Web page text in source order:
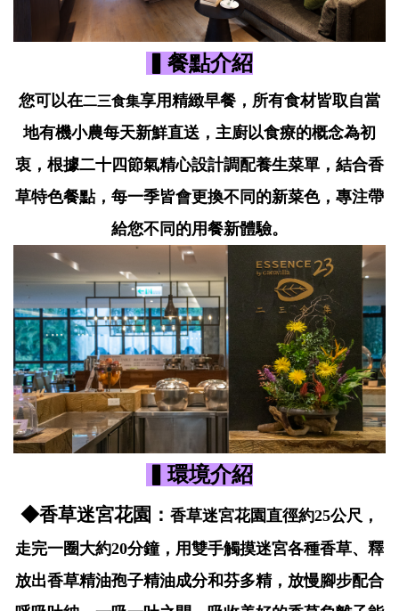
▍餐點介紹
您可以在二三食集享用精緻早餐，所有食材皆取自當
地有機小農每天新鮮直送，主廚以食療的概念為初
衷，根據二十四節氣精心設計調配養生菜單，結合香
草特色餐點，每一季皆會更換不同的新菜色，專注帶
給您不同的用餐新體驗。
▍環境介紹
◆香草迷宮花園： 香草迷宮花園直徑約25公尺，
走完一圈大約20分鐘，用雙手觸摸迷宮各種香草、釋
放出香草精油孢子精油成分和芬多精，放慢腳步配合